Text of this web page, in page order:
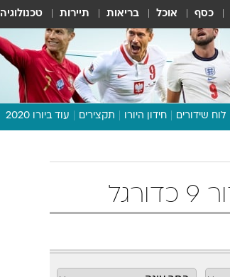
כסף אוכל בריאות תיירות טכנולוגיה
לוח שידורים חידון היורו תקצירים עוד ביורו 2020
תכנית היורו